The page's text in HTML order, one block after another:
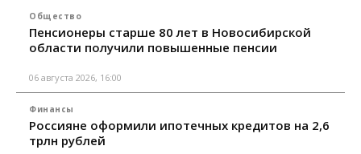
Общество
Пенсионеры старше 80 лет в Новосибирской
области получили повышенные пенсии
06 августа 2026, 16:00
Финансы
Россияне оформили ипотечных кредитов на 2,6
трлн рублей